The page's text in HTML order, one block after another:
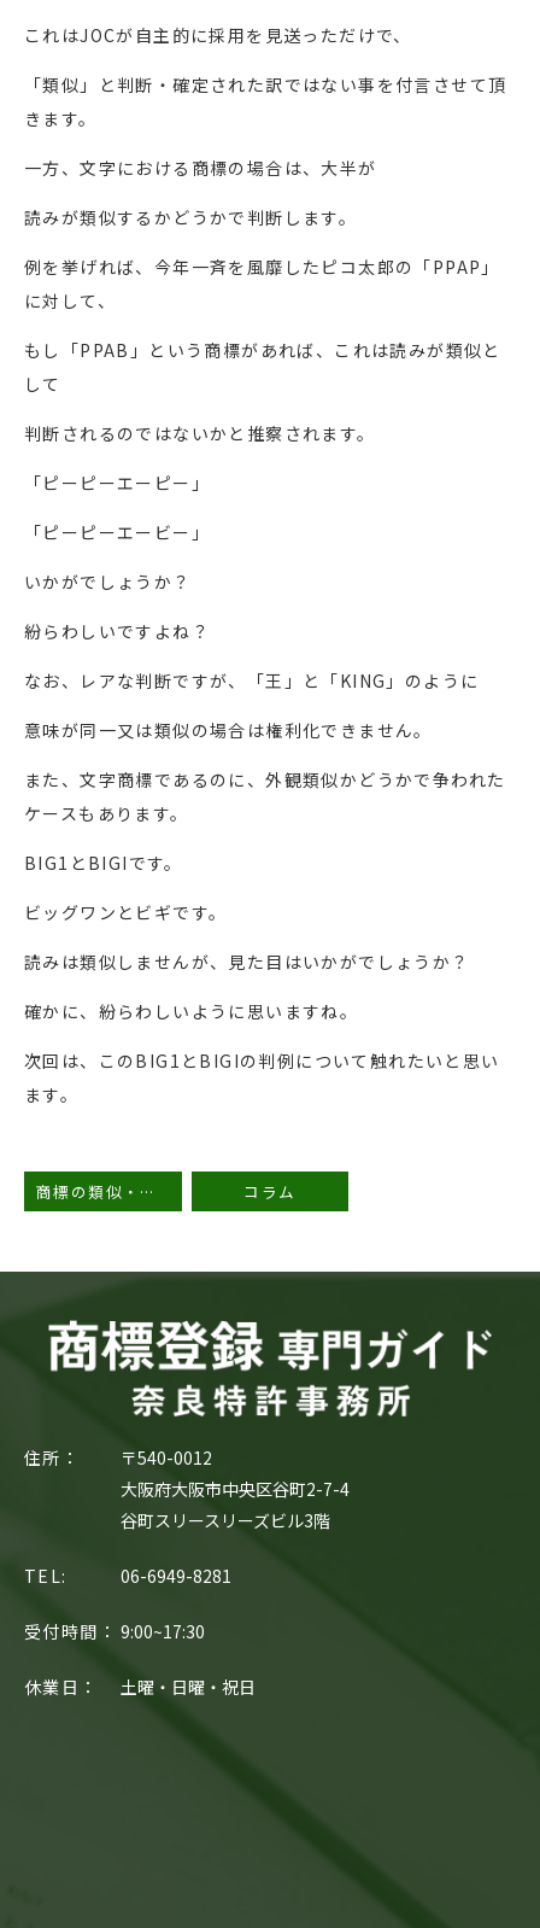
これはJOCが自主的に採用を見送っただけで、
「類似」と判断・確定された訳ではない事を付言させて頂
きます。
一方、文字における商標の場合は、大半が
読みが類似するかどうかで判断します。
例を挙げれば、今年一斉を風靡したピコ太郎の「PPAP」
に対して、
もし「PPAB」という商標があれば、これは読みが類似と
して
判断されるのではないかと推察されます。
「ピーピーエーピー」
「ピーピーエービー」
いかがでしょうか？
紛らわしいですよね？
なお、レアな判断ですが、「王」と「KING」のように
意味が同一又は類似の場合は権利化できません。
また、文字商標であるのに、外観類似かどうかで争われた
ケースもあります。
BIG1とBIGIです。
ビッグワンとビギです。
読みは類似しませんが、見た目はいかがでしょうか？
確かに、紛らわしいように思いますね。
次回は、このBIG1とBIGIの判例について触れたいと思い
ます。
商標の類似・非類似について（１） コラム
住所：
〒540-0012
大阪府大阪市中央区谷町2-7-4
谷町スリースリーズビル3階
TEL: 06-6949-8281
受付時間： 9:00~17:30
休業日： 土曜・日曜・祝日